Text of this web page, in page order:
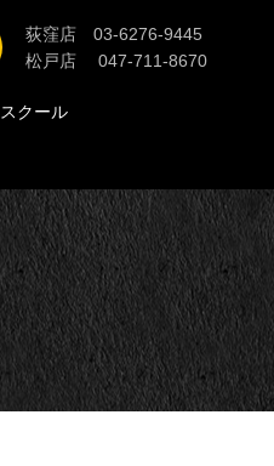
スクール
荻窪店 03-6276-9445
松戸店 047-711-8670